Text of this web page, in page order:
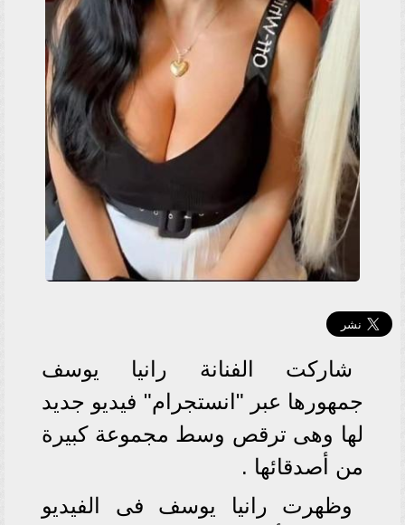
شاركت الفنانة رانيا يوسف
جمهورها عبر "انستجرام" فيديو جديد
لها وهى ترقص وسط مجموعة كبيرة
من أصدقائها .
وظهرت رانيا يوسف فى الفيديو